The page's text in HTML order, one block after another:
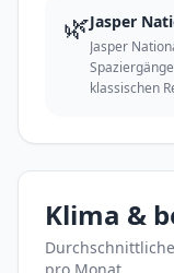
🌿Jasper
Jasper
klassischen
Klima &